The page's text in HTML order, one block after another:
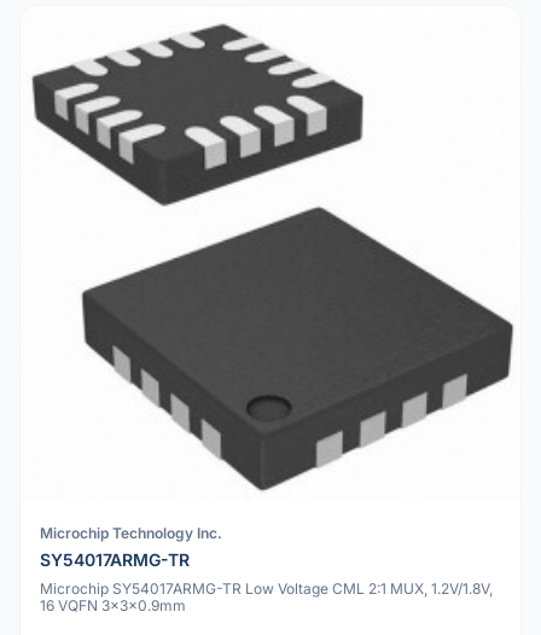
Microchip Technology Inc.
SY54017ARMG-TR
Microchip SY54017ARMG-TR Low Voltage CML 2:1 MUX, 1.2V/1.8V,
16 VQFN 3x3x0.9mm